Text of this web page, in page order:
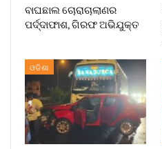
ବାଘଛାଲ ଚୋରାଚାଲାଣର
ପର୍ଦ୍ଦାଫାଶ, ଗିରଫ ଅଭିଯୁକ୍ତ
ଓଡିଶା